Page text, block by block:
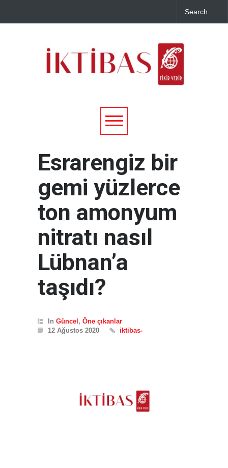
Esrarengiz bir
gemi yüzlerce
ton amonyum
nitratı nasıl
Lübnan’a
taşıdı?
In Güncel, Öne çıkanlar
12 Ağustos 2020
iktibas-